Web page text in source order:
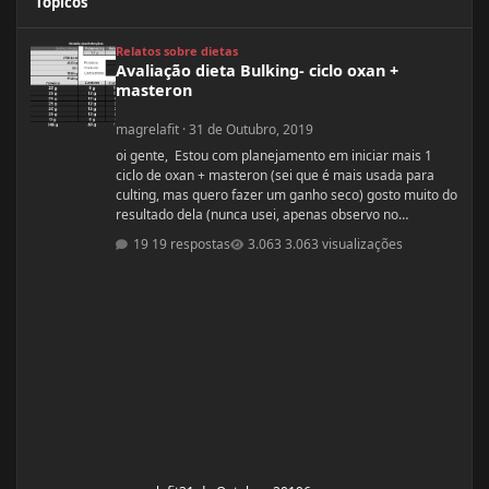
Relatos sobre dietas
Avaliação dieta Bulking- ciclo oxan +
masteron
magrelafit ·31 de Outubro, 2019
oi gente, Estou com planejamento em iniciar mais 1
ciclo de oxan + masteron (sei que é mais usada para
culting, mas quero fazer um ganho seco) gosto muito do
resultado dela (nunca usei, apenas observo no
pessoal). ja fiz 2 ciclos de oxandrolona 1 em 2016(6
semanas) e outro 2017.(6 semanas) , mas o meu
19 respostas 3.063 visualizações